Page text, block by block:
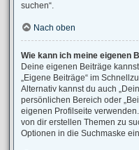
suchen“.
Nach oben
Wie kann ich meine eigenen
Deine eigenen Beiträge
„Eigene Beiträge“ im
Alternativ kannst du auch
persönlichen Bereich oder
eigenen Profilseite
von dir erstellen Themen zu
Optionen in die Suchmaske